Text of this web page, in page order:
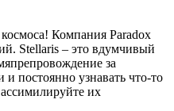
Компания Paradox
Stellaris – это вдумчивый
за
и постоянно узнавать что-то
их